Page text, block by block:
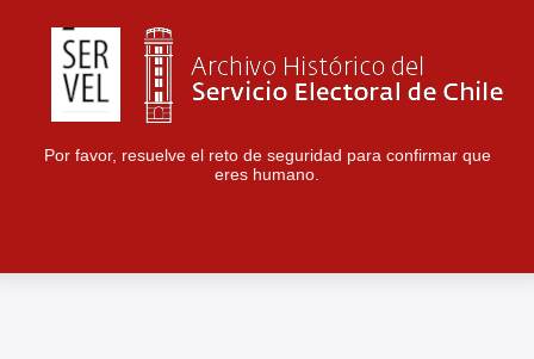
Por favor, resuelve el reto de seguridad para confirmar que
eres humano.